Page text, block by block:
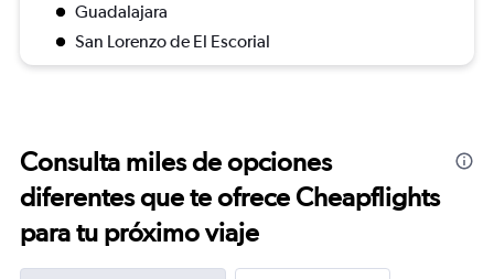
Guadalajara
San Lorenzo de El Escorial
Consulta miles de opciones
diferentes que te ofrece Cheapflights
para tu próximo viaje